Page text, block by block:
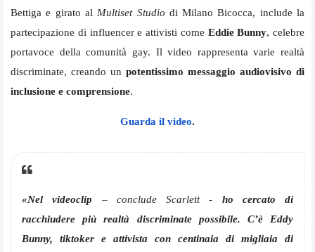
Bettiga e girato al Multiset Studio di Milano Bicocca, include la
partecipazione di influencer e attivisti come Eddie Bunny, celebre
portavoce della comunità gay. Il video rappresenta varie realtà
discriminate, creando un potentissimo messaggio audiovisivo di
inclusione e comprensione.
Guarda il video.
«Nel videoclip – conclude Scarlett - ho cercato di
racchiudere più realtà discriminate possibile. C’è Eddy
Bunny, tiktoker e attivista con centinaia di migliaia di